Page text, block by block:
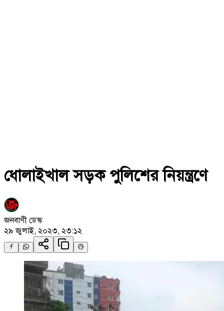
ধোলাইখাল সড়ক পুলিশের নিয়ন্ত্রণে
জনবাণী ডেস্ক
২৯ জুলাই, ২০২৩, ২৩:১২